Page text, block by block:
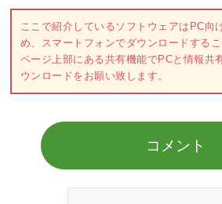
ここで紹介しているソフトウェアはPC向
め、スマートフォンでダウンロードするこ
ページ上部にある共有機能でPCと情報共
ウンロードをお願い致します。
コメント